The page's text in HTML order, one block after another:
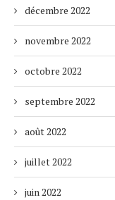
décembre 2022
novembre 2022
octobre 2022
septembre 2022
août 2022
juillet 2022
juin 2022